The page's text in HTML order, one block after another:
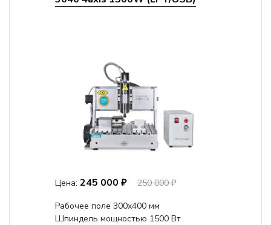
Цена: 245 000 ₽
250 000 ₽
Рабочее поле 300х400 мм
Шпиндель мощностью 1500 Вт